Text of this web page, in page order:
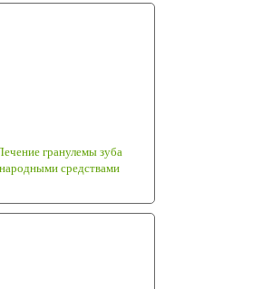
гранулемы зуба
народными средствами